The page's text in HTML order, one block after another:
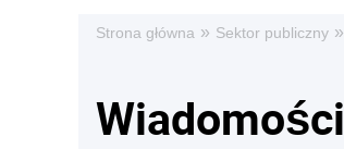
Strona główna » Sektor publiczny »
Wiadomości